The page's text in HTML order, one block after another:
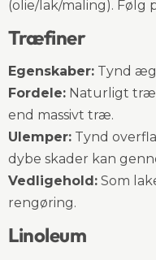
(olie/lak/maling). Følg
Træfiner
Egenskaber: Tynd
Fordele: Naturligt
end massivt træ.
Ulemper: Tynd
dybe skader kan
Vedligehold: Som
rengøring.
Linoleum